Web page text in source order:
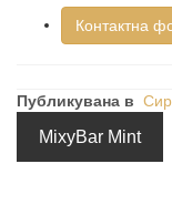
Контактна
Публикувана в
MixyBar Mint